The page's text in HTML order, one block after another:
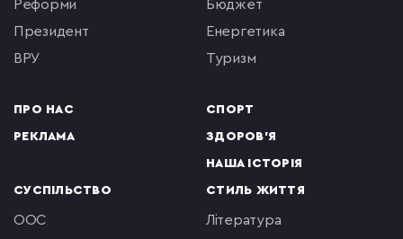
реформи
президент
ВРУ
ПРО НАС
РЕКЛАМА
бюджет
енергетика
туризм
СПОРТ
ЗДОРОВ'Я
НАША ІСТОРІЯ
СУСПІЛЬСТВО
ООС
СТИЛЬ ЖИТТЯ
література